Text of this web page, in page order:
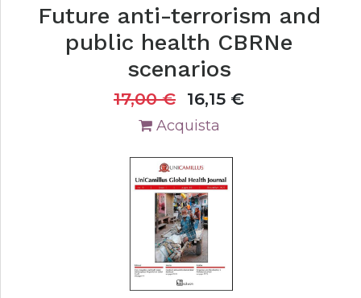
Future anti-terrorism and
public health CBRNe
scenarios
17,00€ 16,15 €
Acquista